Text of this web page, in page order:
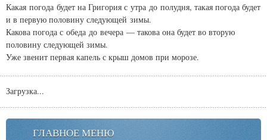
Какая погода будет на Григория с утра до полудня, такая погода будет
и в первую половину следующей зимы.
Какова погода с обеда до вечера — такова она будет во вторую
половину следующей зимы.
Уже звенит первая капель с крыш домов при морозе.
Загрузка...
ГЛАВНОЕ МЕНЮ